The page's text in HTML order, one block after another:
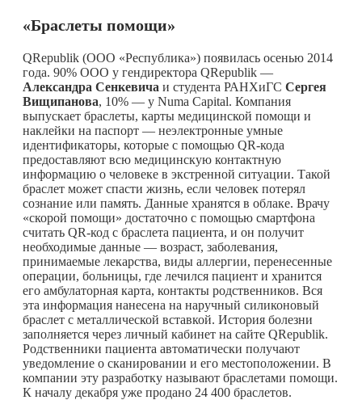
«Браслеты помощи»
QRepublik (ООО «Республика») появилась осенью 2014
года. 90% ООО у гендиректора QRepublik —
Александра Сенкевича и студента РАНХиГС Сергея
Вищипанова, 10% — у Numa Capital. Компания
выпускает браслеты, карты медицинской помощи и
наклейки на паспорт — неэлектронные умные
идентификаторы, которые с помощью QR-кода
предоставляют всю медицинскую контактную
информацию о человеке в экстренной ситуации. Такой
браслет может спасти жизнь, если человек потерял
сознание или память. Данные хранятся в облаке. Врачу
«скорой помощи» достаточно с помощью смартфона
считать QR-код с браслета пациента, и он получит
необходимые данные — возраст, заболевания,
принимаемые лекарства, виды аллергии, перенесенные
операции, больницы, где лечился пациент и хранится
его амбулаторная карта, контакты родственников. Вся
эта информация нанесена на наручный силиконовый
браслет с металлической вставкой. История болезни
заполняется через личный кабинет на сайте QRepublik.
Родственники пациента автоматически получают
уведомление о сканировании и его местоположении. В
компании эту разработку называют браслетами помощи.
К началу декабря уже продано 24 400 браслетов.